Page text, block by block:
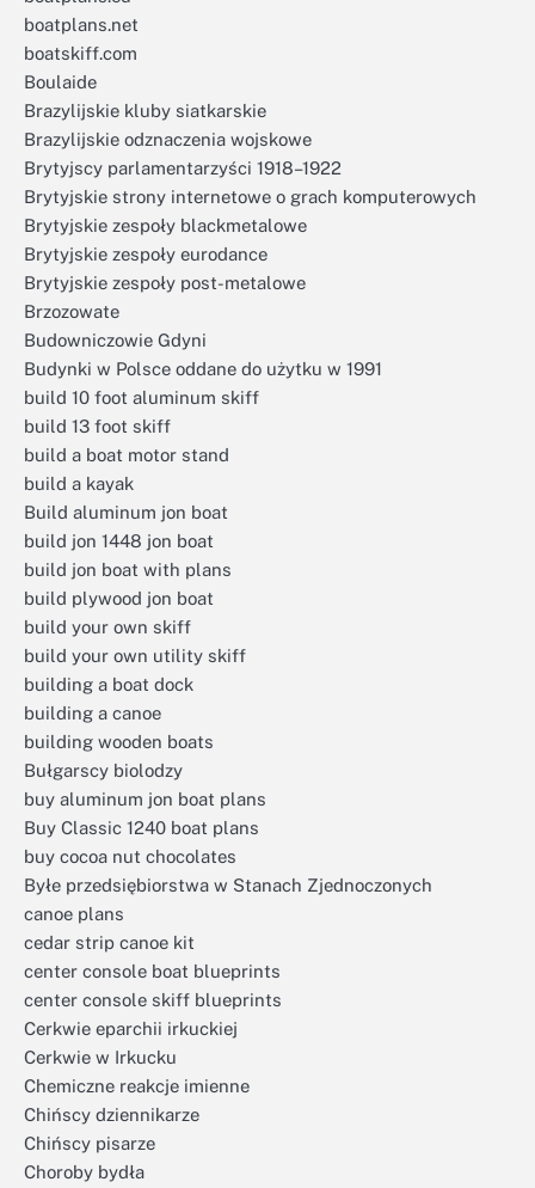
boatplans.net
boatskiff.com
Boulaide
Brazylijskie kluby siatkarskie
Brazylijskie odznaczenia wojskowe
Brytyjscy parlamentarzyści 1918–1922
Brytyjskie strony internetowe o grach komputerowych
Brytyjskie zespoły blackmetalowe
Brytyjskie zespoły eurodance
Brytyjskie zespoły post-metalowe
Brzozowate
Budowniczowie Gdyni
Budynki w Polsce oddane do użytku w 1991
build 10 foot aluminum skiff
build 13 foot skiff
build a boat motor stand
build a kayak
Build aluminum jon boat
build jon 1448 jon boat
build jon boat with plans
build plywood jon boat
build your own skiff
build your own utility skiff
building a boat dock
building a canoe
building wooden boats
Bułgarscy biolodzy
buy aluminum jon boat plans
Buy Classic 1240 boat plans
buy cocoa nut chocolates
Byłe przedsiębiorstwa w Stanach Zjednoczonych
canoe plans
cedar strip canoe kit
center console boat blueprints
center console skiff blueprints
Cerkwie eparchii irkuckiej
Cerkwie w Irkucku
Chemiczne reakcje imienne
Chińscy dziennikarze
Chińscy pisarze
Choroby bydła